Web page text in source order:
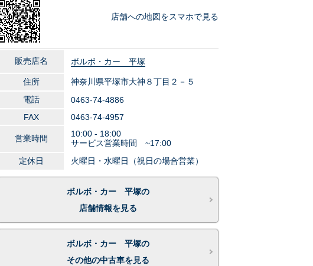
店舗への地図をスマホで見る
販売店名 ボルボ・カー 平塚
住所
神奈川県平塚市大神８丁目２－５
電話
0463-74-4886
FAX
0463-74-4957
営業時間
10:00 - 18:00
サービス営業時間 ~17:00
定休日
火曜日・水曜日（祝日の場合営業）
ボルボ・カー 平塚の
店舗情報を見る
ボルボ・カー 平塚の
その他の中古車を見る